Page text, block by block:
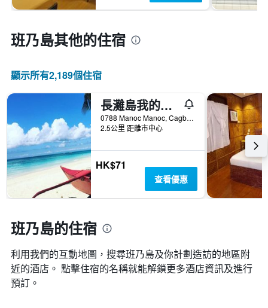
班乃島​其他的住宿
顯示所有2,189​個住宿
長灘島我的青年旅舍 - 長灘島
0788 Manoc Manoc, Cagban, 長灘島, 菲律賓
2.5公里 距離市中心
HK$71
查看優惠
班乃島的住宿
利用我們的互動地圖，搜尋班乃島​及你計劃造訪的地區附
近的酒店。 點擊住宿的名稱就能解鎖更多酒店資訊及進行
預訂。